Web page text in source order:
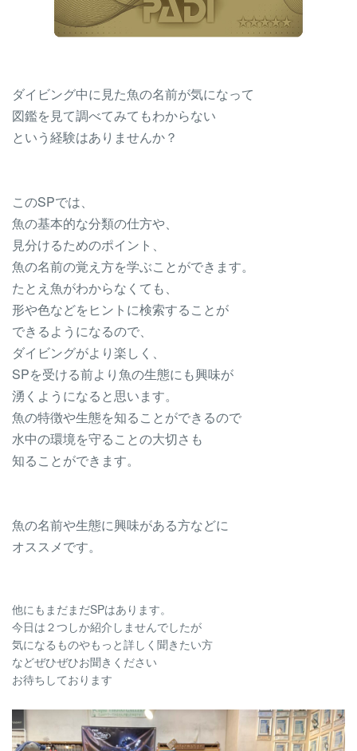
ダイビング中に見た魚の名前が気になって
図鑑を見て調べてみてもわからない
という経験はありませんか？
このSPでは、
魚の基本的な分類の仕方や、
見分けるためのポイント、
魚の名前の覚え方を学ぶことができます。
たとえ魚がわからなくても、
形や色などをヒントに検索することが
できるようになるので、
ダイビングがより楽しく、
SPを受ける前より魚の生態にも興味が
湧くようになると思います。
魚の特徴や生態を知ることができるので
水中の環境を守ることの大切さも
知ることができます。
魚の名前や生態に興味がある方などに
オススメです。
他にもまだまだSPはあります。
今日は２つしか紹介しませんでしたが
気になるものやもっと詳しく聞きたい方
などぜひぜひお聞きください
お待ちしております